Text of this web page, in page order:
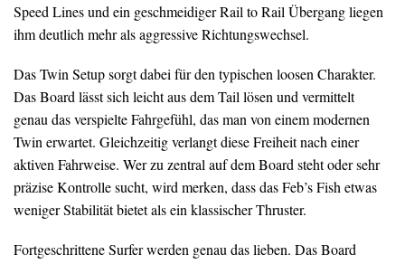
Speed Lines und ein geschmeidiger Rail to Rail Übergang liegen
ihm deutlich mehr als aggressive Richtungswechsel.
Das Twin Setup sorgt dabei für den typischen loosen Charakter.
Das Board lässt sich leicht aus dem Tail lösen und vermittelt
genau das verspielte Fahrgefühl, das man von einem modernen
Twin erwartet. Gleichzeitig verlangt diese Freiheit nach einer
aktiven Fahrweise. Wer zu zentral auf dem Board steht oder sehr
präzise Kontrolle sucht, wird merken, dass das Feb’s Fish etwas
weniger Stabilität bietet als ein klassischer Thruster.
Fortgeschrittene Surfer werden genau das lieben. Das Board